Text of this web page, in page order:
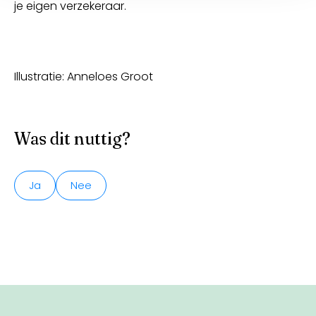
je eigen verzekeraar.
Illustratie: Anneloes Groot
Was dit nuttig?
Ja Nee